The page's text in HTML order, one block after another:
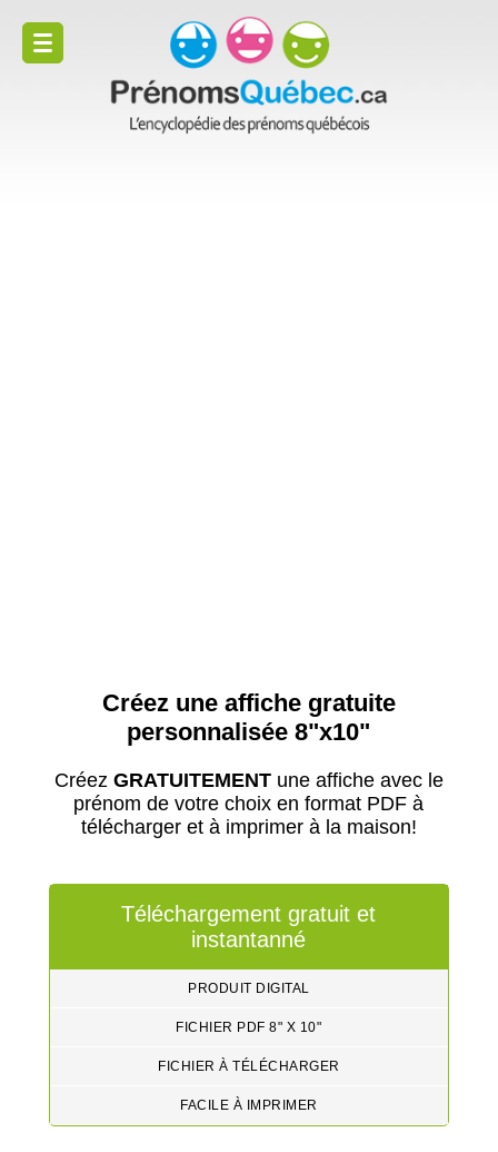
Créez une affiche gratuite
personnalisée 8"x10"
Créez GRATUITEMENTune affiche avec le
prénom de votre choix en format PDF à
télécharger et à imprimer à la maison!
Téléchargement gratuit et
instantanné
PRODUIT DIGITAL
FICHIER PDF 8" X 10"
FICHIER À TÉLÉCHARGER
FACILE À IMPRIMER